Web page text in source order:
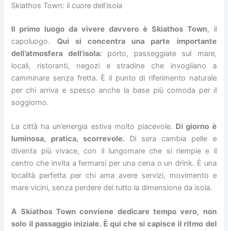
Skiathos Town: il cuore dell’isola
Il primo luogo da vivere davvero è Skiathos Town, il
capoluogo. Qui si concentra una parte importante
dell’atmosfera dell’isola:porto, passeggiate sul mare,
locali, ristoranti, negozi e stradine che invogliano a
camminare senza fretta. È il punto di riferimento naturale
per chi arriva e spesso anche la base più comoda per il
soggiorno.
La città ha un’energia estiva molto piacevole. Di giorno è
luminosa, pratica, scorrevole.Di sera cambia pelle e
diventa più vivace, con il lungomare che si riempie e il
centro che invita a fermarsi per una cena o un drink. È una
località perfetta per chi ama avere servizi, movimento e
mare vicini, senza perdere del tutto la dimensione da isola.
A Skiathos Town conviene dedicare tempo vero, non
solo il passaggio iniziale. È qui che si capisce il ritmo del